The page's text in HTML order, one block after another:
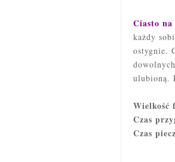
Ciasto
każdy
ostygnie.
ulubioną.
Wielkość
Czas
Czas